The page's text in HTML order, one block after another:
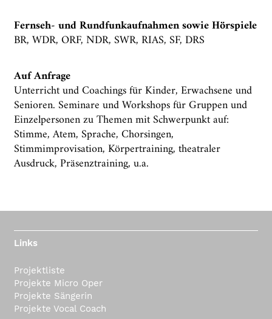
Fernseh- und Rundfunkaufnahmen sowie Hörspiele
BR, WDR, ORF, NDR, SWR, RIAS, SF, DRS
Auf Anfrage
Unterricht und Coachings für Kinder, Erwachsene und
Senioren. Seminare und Workshops für Gruppen und
Einzelpersonen zu Themen mit Schwerpunkt auf:
Stimme, Atem, Sprache, Chorsingen,
Stimmimprovisation, Körpertraining, theatraler
Ausdruck, Präsenztraining, u.a.
Links
Projektliste
Projekte Micro Oper
Projekte Sängerin
Projekte Vocal Coach